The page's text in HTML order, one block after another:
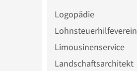
Logopädie
Lohnsteuerhilfeverein
Limousinenservice
Landschaftsarchitekt